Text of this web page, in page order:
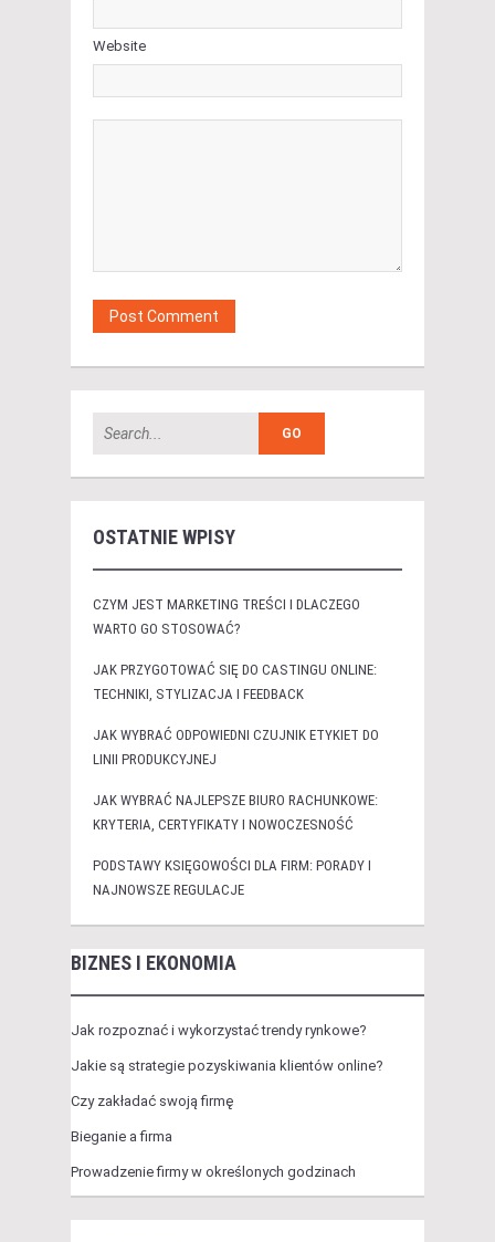
Website
OSTATNIE WPISY
CZYM JEST MARKETING TREŚCI I DLACZEGO
WARTO GO STOSOWAĆ?
JAK PRZYGOTOWAĆ SIĘ DO CASTINGU ONLINE:
TECHNIKI, STYLIZACJA I FEEDBACK
JAK WYBRAĆ ODPOWIEDNI CZUJNIK ETYKIET DO
LINII PRODUKCYJNEJ
JAK WYBRAĆ NAJLEPSZE BIURO RACHUNKOWE:
KRYTERIA, CERTYFIKATY I NOWOCZESNOŚĆ
PODSTAWY KSIĘGOWOŚCI DLA FIRM: PORADY I
NAJNOWSZE REGULACJE
BIZNES I EKONOMIA
Jak rozpoznać i wykorzystać trendy rynkowe?
Jakie są strategie pozyskiwania klientów online?
Czy zakładać swoją firmę
Bieganie a firma
Prowadzenie firmy w określonych godzinach